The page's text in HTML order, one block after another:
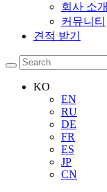
회사 소개
커뮤니티
견적 받기
KO
EN
RU
DE
FR
ES
JP
CN